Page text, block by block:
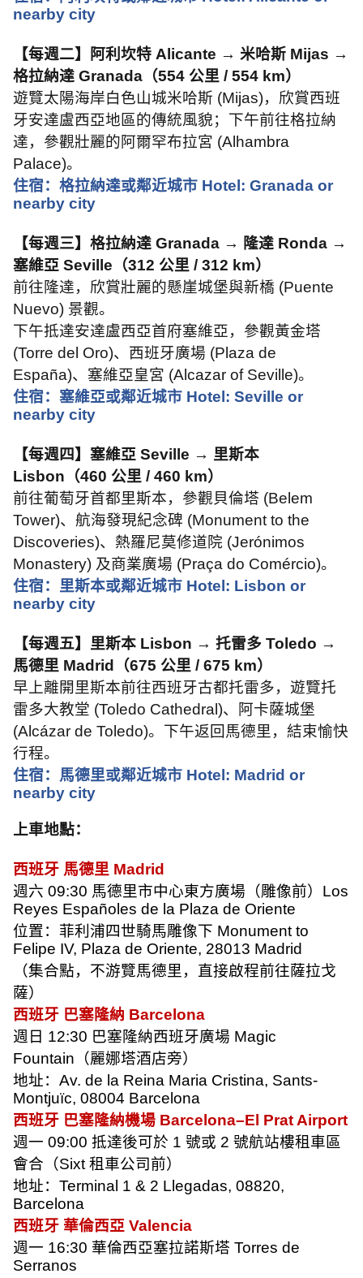
nearby city
【每週二】阿利坎特 Alicante → 米哈斯 Mijas →
格拉納達 Granada （554 公里 / 554 km）
遊覽太陽海岸白色山城米哈斯 (Mijas)，欣賞西班
牙安達盧西亞地區的傳統風貌；下午前往格拉納
達，參觀壯麗的阿爾罕布拉宮 (Alhambra
Palace)。
住宿：格拉納達或鄰近城市 Hotel: Granada or
nearby city
【每週三】格拉納達 Granada → 隆達 Ronda →
塞維亞 Seville （312 公里 / 312 km）
前往隆達，欣賞壯麗的懸崖城堡與新橋 (Puente
Nuevo) 景觀。
下午抵達安達盧西亞首府塞維亞，參觀黃金塔
(Torre del Oro)、西班牙廣場 (Plaza de
España)、塞維亞皇宮 (Alcazar of Seville)。
住宿：塞維亞或鄰近城市 Hotel: Seville or
nearby city
【每週四】塞維亞 Seville → 里斯本
Lisbon （460 公里 / 460 km）
前往葡萄牙首都里斯本，參觀貝倫塔 (Belem
Tower)、航海發現紀念碑 (Monument to the
Discoveries)、熱羅尼莫修道院 (Jerónimos
Monastery) 及商業廣場 (Praça do Comércio)。
住宿：里斯本或鄰近城市 Hotel: Lisbon or
nearby city
【每週五】里斯本 Lisbon → 托雷多 Toledo →
馬德里 Madrid （675 公里 / 675 km）
早上離開里斯本前往西班牙古都托雷多，遊覽托
雷多大教堂 (Toledo Cathedral)、阿卡薩城堡
(Alcázar de Toledo)。下午返回馬德里，結束愉快
行程。
住宿：馬德里或鄰近城市 Hotel: Madrid or
nearby city
上車地點：
西班牙 馬德里 Madrid
週六 09:30 馬德里市中心東方廣場（雕像前） Los
Reyes Españoles de la Plaza de Oriente
位置：菲利浦四世騎馬雕像下 Monument to
Felipe IV, Plaza de Oriente, 28013 Madrid
（集合點，不游覽馬德里，直接啟程前往薩拉戈
薩）
西班牙 巴塞隆納 Barcelona
週日 12:30 巴塞隆納西班牙廣場 Magic
Fountain （麗娜塔酒店旁）
地址： Av. de la Reina Maria Cristina, Sants-
Montjuïc, 08004 Barcelona
西班牙 巴塞隆納機場 Barcelona–El Prat Airport
週一 09:00 抵達後可於 1 號或 2 號航站樓租車區
會合（Sixt 租車公司前）
地址： Terminal 1 & 2 Llegadas, 08820,
Barcelona
西班牙 華倫西亞 Valencia
週一 16:30 華倫西亞塞拉諾斯塔 Torres de
Serranos